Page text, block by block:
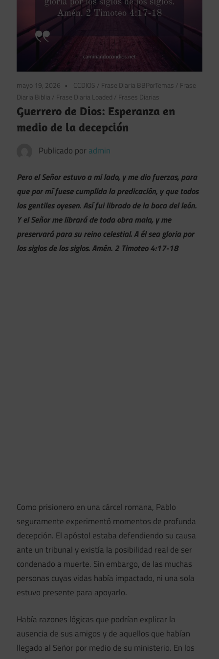
mayo 19, 2026 CCDIOS / Frase Diaria BBPorTemas / Frase
Diaria Biblia / Frase Diaria Loaded / Frases Diarias
Guerrero de Dios: Esperanza en
medio de la decepción
Publicado por admin
Pero el Señor estuvo a mi lado, y me dio fuerzas, para
que por mí fuese cumplida la predicación, y que todos
los gentiles oyesen. Así fui librado de la boca del león.
Y el Señor me librará de toda obra mala, y me
preservará para su reino celestial. A él sea gloria por
los siglos de los siglos. Amén. 2 Timoteo 4:17-18
Como prisionero en una cárcel romana, Pablo
seguramente experimentó momentos de profunda
decepción. El apóstol estaba defendiendo su causa
ante un tribunal y existía la posibilidad real de ser
condenado a muerte. Sin embargo, de las muchas
personas cuyas vidas había impactado, ni una sola
estuvo presente para apoyarlo.
Había razones lógicas que podrían explicar la
ausencia de sus amigos y de aquellos que habían
llegado al Señor por medio de su ministerio. En los